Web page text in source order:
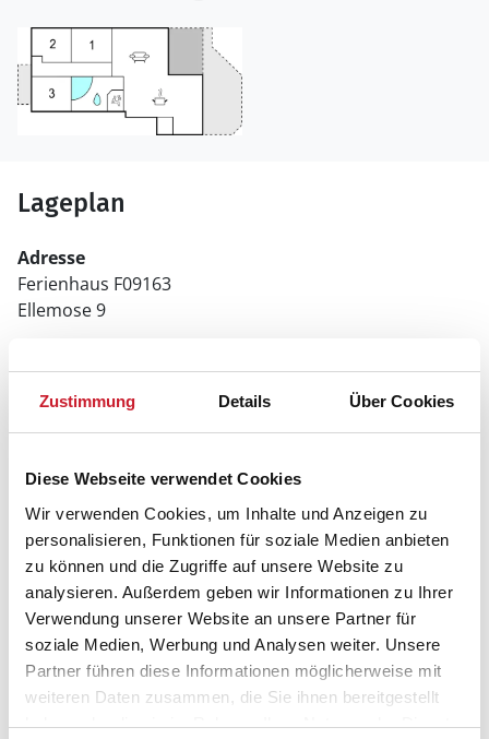
Zustimmung Details Über Cookies
Diese Webseite verwendet Cookies
Wir verwenden Cookies, um Inhalte und Anzeigen zu
personalisieren, Funktionen für soziale Medien anbieten
zu können und die Zugriffe auf unsere Website zu
analysieren. Außerdem geben wir Informationen zu Ihrer
Verwendung unserer Website an unsere Partner für
soziale Medien, Werbung und Analysen weiter. Unsere
Partner führen diese Informationen möglicherweise mit
weiteren Daten zusammen, die Sie ihnen bereitgestellt
haben oder die sie im Rahmen Ihrer Nutzung der Dienste
Lageplan
Adresse
Ferienhaus F09163
Ellemose 9